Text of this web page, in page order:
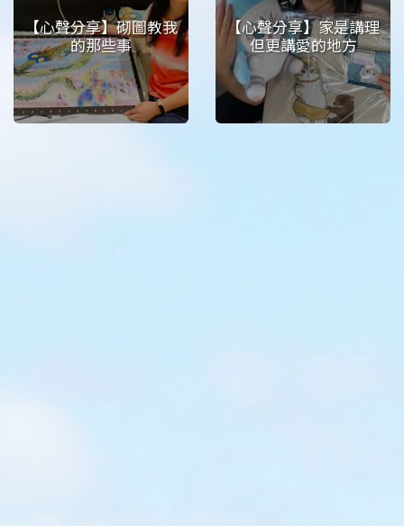
【心聲分享】砌圖教我
的那些事
【心聲分享】家是講理
但更講愛的地方